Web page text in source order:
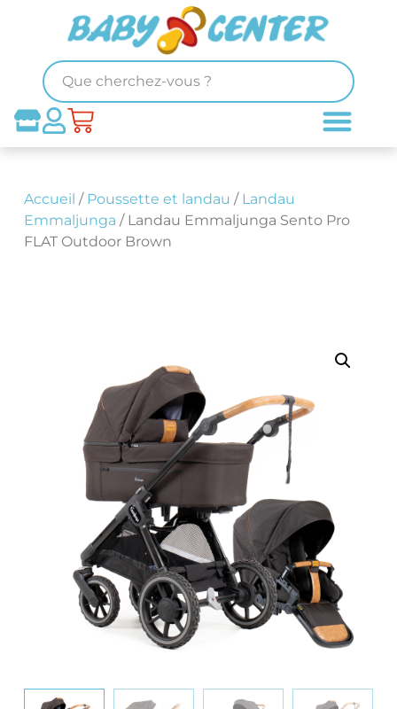
Accueil / Poussette et landau / Landau
Emmaljunga / Landau Emmaljunga Sento Pro
FLAT Outdoor Brown